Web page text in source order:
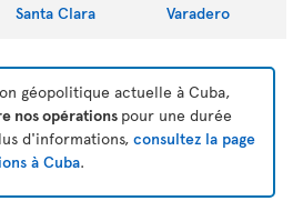
Santa Clara Varadero
géopolitique actuelle à Cuba,
nos opérations pour une durée
d'informations, consultez la page
à Cuba.